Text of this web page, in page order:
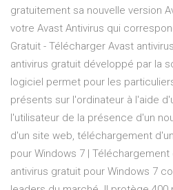
gratuitement sa nouvelle version
votre Avast Antivirus qui
Gratuit - Télécharger Avast
antivirus gratuit développé par la
logiciel permet pour les
présents sur l'ordinateur à l'aide
l'utilisateur de la présence d'un
d'un site web, téléchargement
pour Windows 7 | Téléchargement
antivirus gratuit pour Windows 7